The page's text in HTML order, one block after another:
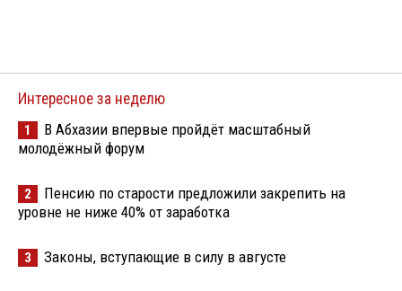
Интересное за неделю
1
В Абхазии впервые пройдёт масштабный
молодёжный форум
2
Пенсию по старости предложили закрепить на
уровне не ниже 40% от заработка
3 Законы, вступающие в силу в августе